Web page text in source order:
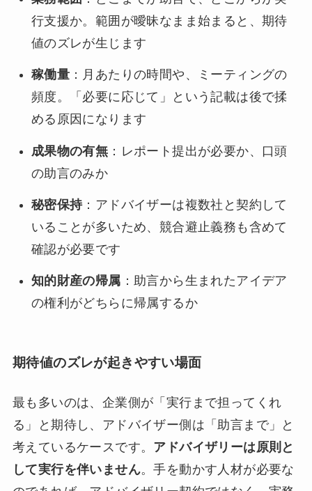
行支援か。範囲が曖昧なまま始まると、期待
値のズレが生じます
稼働量 ：月あたりの時間や、ミーティングの
頻度。「必要に応じて」という記載は後で揉
める原因になります
成果物の有無 ：レポート提出が必要か、口頭
の助言のみか
秘密保持：アドバイザーは複数社と契約して
いることが多いため、競合避止義務も含めて
確認が必要です
知的財産の帰属 ：助言から生まれたアイデア
の権利がどちらに帰属するか
期待値のズレが起きやすい場面
最も多いのは、企業側が「実行まで担ってくれ
る」と期待し、アドバイザー側は「助言まで」と
考えているケースです。 アドバイザリーは原則と
して実行を伴いません。手を動かす人材が必要な